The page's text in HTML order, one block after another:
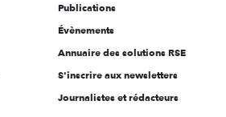
Publications
Évènements
Annuaire des solutions RSE
S'inscrire aux newsletters
Journalistes et rédacteurs